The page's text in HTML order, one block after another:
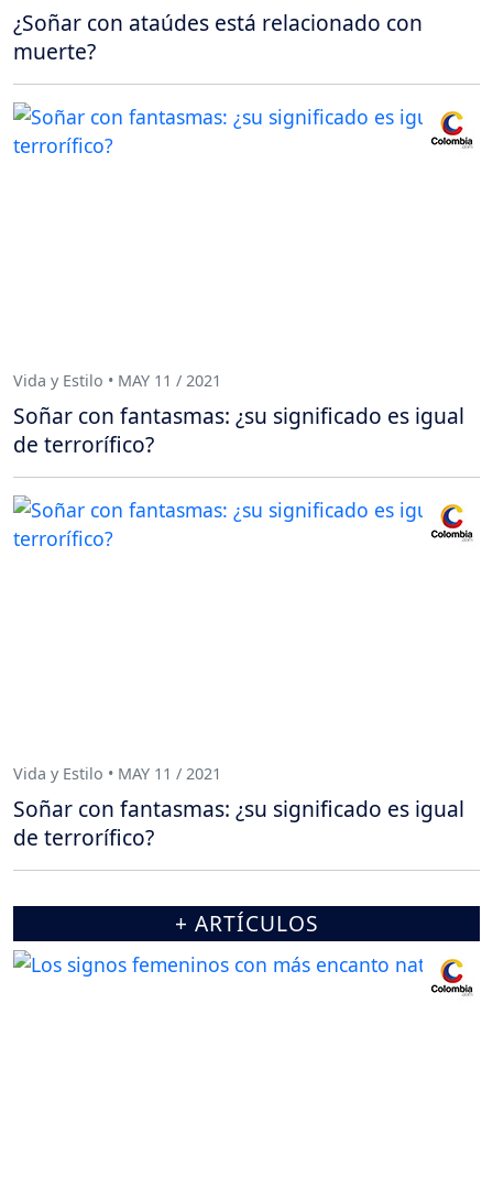
¿Soñar con ataúdes está relacionado con
muerte?
Vida y Estilo • MAY 11 / 2021
Soñar con fantasmas: ¿su significado es igual
de terrorífico?
Vida y Estilo • MAY 11 / 2021
Soñar con fantasmas: ¿su significado es igual
de terrorífico?
+ ARTÍCULOS